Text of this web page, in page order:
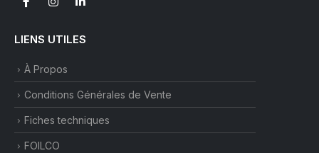
du
LIENS UTILES
À Propos
Conditions Générales de Vente
Fiches techniques
FOILCO